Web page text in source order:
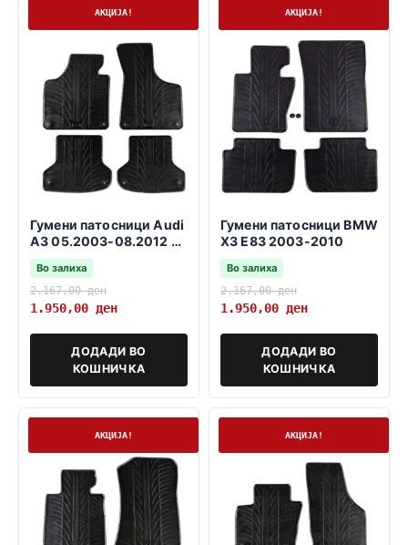
АКЦИЈА!
Гумени патосници Audi
A3 05.2003-08.2012 3
и 5 врати SB
Во залиха
2.167,00ден
1.950,00 ден
ДОДАДИ ВО
КОШНИЧКА
АКЦИЈА!
Гумени патосници BMW
X3 E83 2003-2010
Во залиха
2.167,00ден
1.950,00 ден
ДОДАДИ ВО
КОШНИЧКА
АКЦИЈА! АКЦИЈА!